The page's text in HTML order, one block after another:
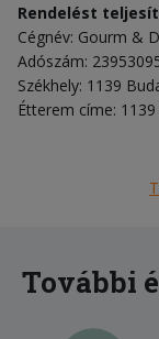
Rendelést
Cégnév: Gourm &
Adószám:
Székhely: 1139
Étterem címe:
További